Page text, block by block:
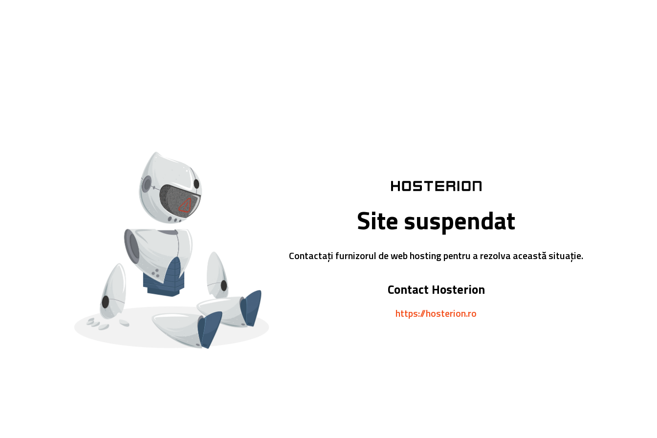
Site suspendat
Contactați furnizorul de web hosting pentru a rezolva această situație.
Contact Hosterion
https://hosterion.ro